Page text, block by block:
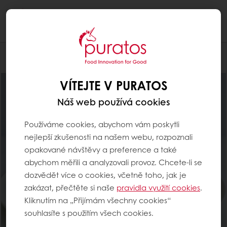
VÍTEJTE V PURATOS
Náš web používá cookies
Používáme cookies, abychom vám poskytli
nejlepší zkušenosti na našem webu, rozpoznali
opakované návštěvy a preference a také
abychom měřili a analyzovali provoz. Chcete-li se
dozvědět více o cookies, včetně toho, jak je
zakázat, přečtěte si naše pravidla využití cookies.
Kliknutím na „Přijímám všechny cookies“
souhlasíte s použitím všech cookies.